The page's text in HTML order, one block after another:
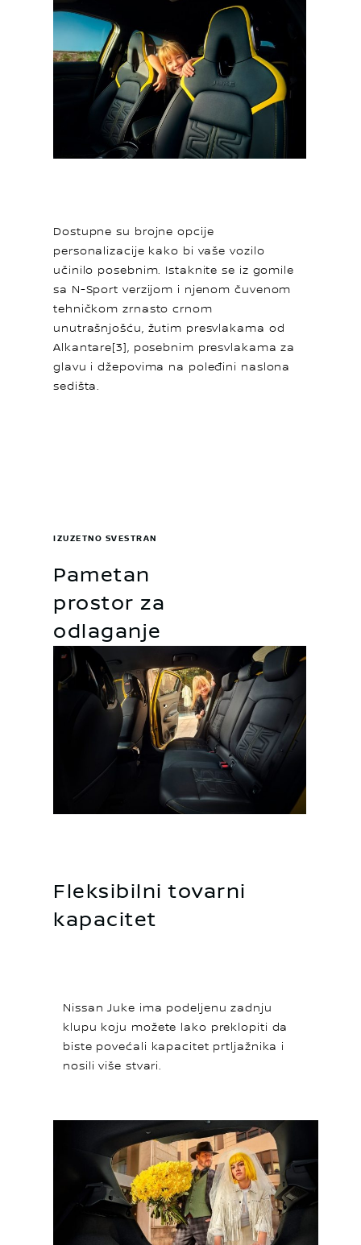
Dostupne su brojne opcije
personalizacije kako bi vaše vozilo
učinilo posebnim. Istaknite se iz gomile
sa N-Sport verzijom i njenom čuvenom
tehničkom zrnasto crnom
unutrašnjošću, žutim presvlakama od
Alkantare[3], posebnim presvlakama za
glavu i džepovima na poleđini naslona
sedišta.
Pametan
prostor za
odlaganje
IZUZETNO SVESTRAN
Fleksibilni tovarni
kapacitet
Nissan Juke ima podeljenu zadnju
klupu koju možete lako preklopiti da
biste povećali kapacitet prtljažnika i
nosili više stvari.